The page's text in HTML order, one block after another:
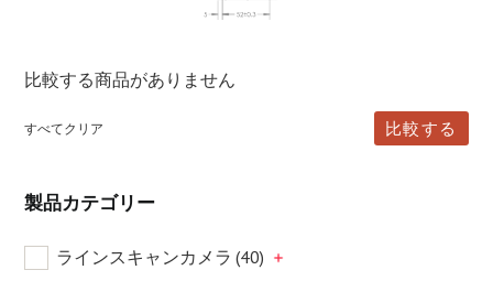
比較する商品がありません
すべてクリア 比較する
製品カテゴリー
ラインスキャンカメラ (40)